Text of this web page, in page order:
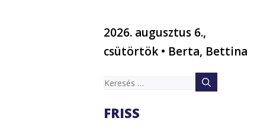
2026. augusztus 6.,
csütörtök • Berta, Bettina
Keresés:
FRISS